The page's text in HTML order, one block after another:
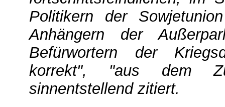
Politikern der
Anhängern der
Befürwortern der
korrekt", "aus dem
sinnentstellend zitiert.